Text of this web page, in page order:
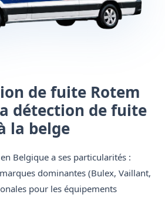
de fuite Rotem
détection de fuite
la belge
Belgique a ses particularités :
dominantes (Bulex, Vaillant,
pour les équipements